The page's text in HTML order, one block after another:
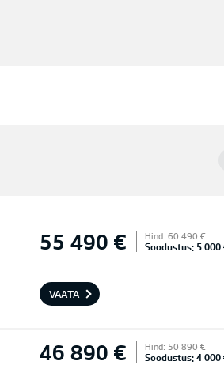
55 490 € Hind: 60 490 €
Soodustus: 5 000
VAATA
46 890 € Hind: 50 890 €
Soodustus: 4 000